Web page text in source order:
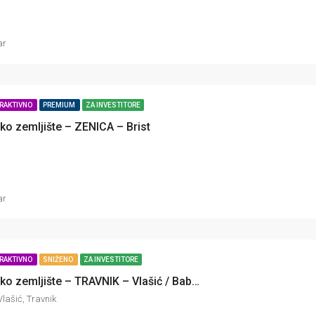
PREMIUM ZA INVESTITORE
zemljište – ZENICA – Brist
SNIŽENO ZA INVESTITORE
Građevinsko zemljište – TRAVNIK – Vlašić / Babanovac
Travnik